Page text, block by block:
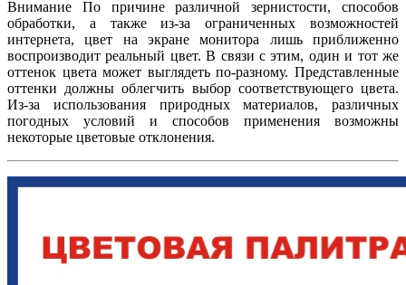
Внимание По причине различной зернистости, способов
обработки, а также из-за ограниченных возможностей
интернета, цвет на экране монитора лишь приближенно
воспроизводит реальный цвет. В связи с этим, один и тот же
оттенок цвета может выглядеть по-разному. Представленные
оттенки должны облегчить выбор соответствующего цвета.
Из-за использования природных материалов, различных
погодных условий и способов применения возможны
некоторые цветовые отклонения.